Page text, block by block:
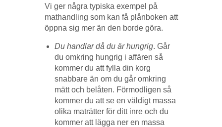
Vi ger några typiska exempel på
mathandling som kan få plånboken att
öppna sig mer än den borde göra.
Du handlar då du är hungrig. Går
du omkring hungrig i affären så
kommer du att fylla din korg
snabbare än om du går omkring
mätt och belåten. Förmodligen så
kommer du att se en väldigt massa
olika maträtter för ditt inre och du
kommer att lägga ner en massa